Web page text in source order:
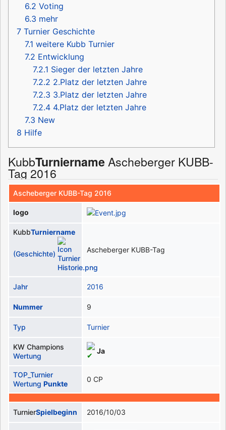
6.2 Voting
6.3 mehr
7 Turnier Geschichte
7.1 weitere Kubb Turnier
7.2 Entwicklung
7.2.1 Sieger der letzten Jahre
7.2.2 2.Platz der letzten Jahre
7.2.3 3.Platz der letzten Jahre
7.2.4 4.Platz der letzten Jahre
7.3 New
8 Hilfe
KubbTurniername Ascheberger KUBB-
Tag 2016
Ascheberger KUBB-Tag 2016
logo
KubbTurniername
(Geschichte) Ascheberger KUBB-Tag
Jahr 2016
Nummer 9
Typ Turnier
KW Champions
Wertung
Ja
TOP_Turnier
WertungPunkte
0 CP
TurnierSpielbeginn 2016/10/03